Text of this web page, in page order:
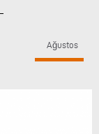
Ağustos